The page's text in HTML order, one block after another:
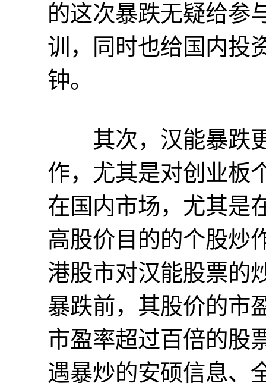
的这次暴跌无疑给参
训，同时也给国内投
钟。
其次，汉能暴跌更
作，尤其是对创业板
在国内市场，尤其是
高股价目的的个股炒
港股市对汉能股票的
暴跌前，其股价的市
市盈率超过百倍的股
遇暴炒的安硕信息、